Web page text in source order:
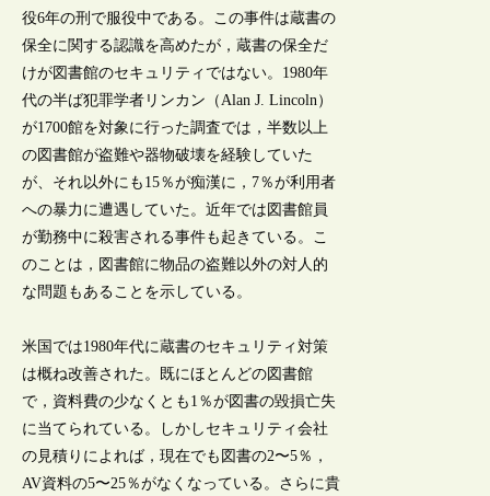
役6年の刑で服役中である。この事件は蔵書の
保全に関する認識を高めたが，蔵書の保全だ
けが図書館のセキュリティではない。1980年
代の半ば犯罪学者リンカン（Alan J. Lincoln）
が1700館を対象に行った調査では，半数以上
の図書館が盗難や器物破壊を経験していた
が、それ以外にも15％が痴漢に，7％が利用者
への暴力に遭遇していた。近年では図書館員
が勤務中に殺害される事件も起きている。こ
のことは，図書館に物品の盗難以外の対人的
な問題もあることを示している。
米国では1980年代に蔵書のセキュリティ対策
は概ね改善された。既にほとんどの図書館
で，資料費の少なくとも1％が図書の毀損亡失
に当てられている。しかしセキュリティ会社
の見積りによれば，現在でも図書の2〜5％，
AV資料の5〜25％がなくなっている。さらに貴